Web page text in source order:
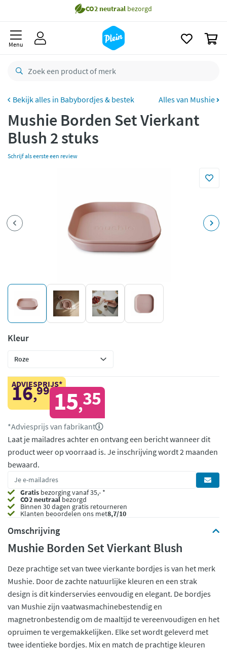
Gratisbezorging vanaf 35,- *
Bestelling uiterlijkzaterdag
Gratisretourneren
Betaal met Klarna
Menu
Babybordjes & bestek Alles van Mushie
Mushie Borden Set Vierkant
Blush 2 stuks
Schrijf als eerste een review
Kleur
ADVIESPRIJS*
16,99 15,35
*Adviesprijs van fabrikant
Laat je mailadres achter en ontvang een bericht wanneer dit
product weer op voorraad is. Je inschrijving wordt 2 maanden
bewaard.
Gratis bezorging vanaf 35,- *
CO2 neutraalbezorgd
Binnen 30 dagen gratis retourneren
Klanten beoordelen ons met8,7/10
Omschrijving
Mushie Borden Set Vierkant Blush
Deze prachtige set van twee vierkante bordjes is van het merk
Mushie. Door de zachte natuurlijke kleuren en een strak
design is dit kinderservies eenvoudig en elegant. De bordjes
van Mushie zijn vaatwasmachinebestendig en
magnetronbestendig om de maaltijd te vereenvoudigen en het
opruimen te vergemakkelijken. Elke set wordt geleverd met
twee identieke bordjes. Mix en match de prachtige kleuren